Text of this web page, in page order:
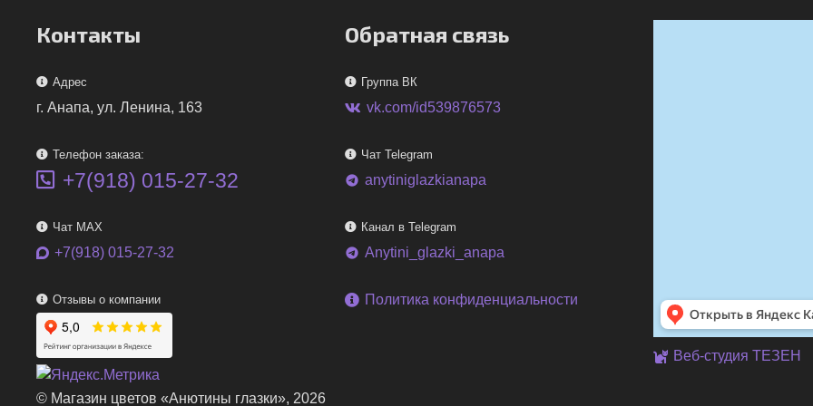
Контакты
Адрес
г. Анапа, ул. Ленина, 163
Телефон заказа:
+7(918) 015-27-32
Чат MAX
+7(918) 015-27-32
Отзывы о компании
Обратная связь
Группа ВК
vk.com/id539876573
Чат Telegram
telegram anytiniglazkianapa
Канал в Telegram
telegram Anytini_glazki_anapa
Политика конфиденциальности
Веб-студия ТЕЗЕН
© Магазин цветов «Анютины глазки», 2026